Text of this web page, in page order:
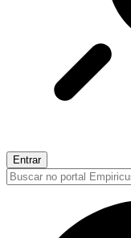
Entrar